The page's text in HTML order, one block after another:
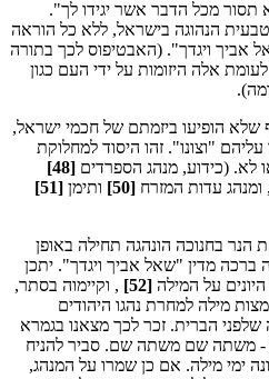
מכל הדבר אשר יגידו לך".
הנהוגה בישראל, ללא כל הוראה
אביך ויגדך". (האבטיפוס לכך בתורה
אלה היזומות על ידי העם כגון
שלא הופיעו ביזמתם של חכמי ישראל,
"וצונו". זהו היסוד למחלוקת
לא. (כידוע, מנהג הספרדים [48]
עדות המזרח [50] ותימן [51]
הנר בחנוכה הונהגה תחילה באופן
ברכה מדין "שאל אביך ויגדך". יתכן
על המילה [52]
, וקיימוה בסתר,
מילה למחרת נהגו היהודים
שלפני הברית. זכר לכך מצאנו בגמרא
- משתה שם משתה שם. סביר להניח
ימי מילה. אם כן שמרו על המנהג,